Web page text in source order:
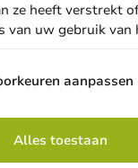
assorti 235mm -
ze heeft verstrekt
van uw gebruik van
aanpassen
Alles toestaan